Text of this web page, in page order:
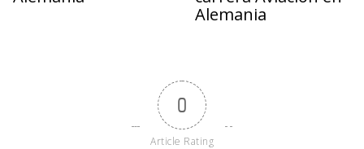
Alemania
0
Article Rating